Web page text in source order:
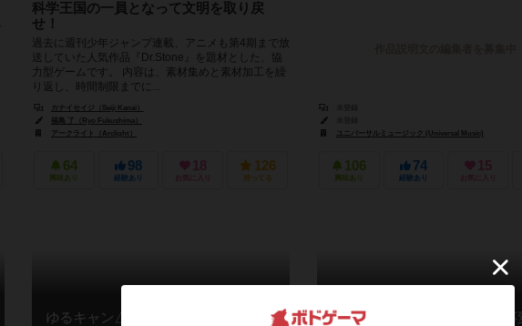
科学王国の一員となって文明を取り戻
せ！
過去に週刊少年ジャンプ連載、アニメも第4期まで放
送していた人気作品『Dr.Stone』を題材とした、協
力型ゲームです。 内容は、素材集めと素材加工を繰
り返し、時間制限までに...
カナイセイジ（Seiji Kanai）
福島 了（Ryo Fukushima）
アークライト（Arclight）
64
興味あり
98
経験あり
18
お気に入り
126
持ってる
ユニバーサルミュージック (Universal Music)
106
興味あり
74
経験あり
15
お気に入り
ゆるキャン△～どこでもテント張
呪術廻戦 呪霊逃走 -渋谷事